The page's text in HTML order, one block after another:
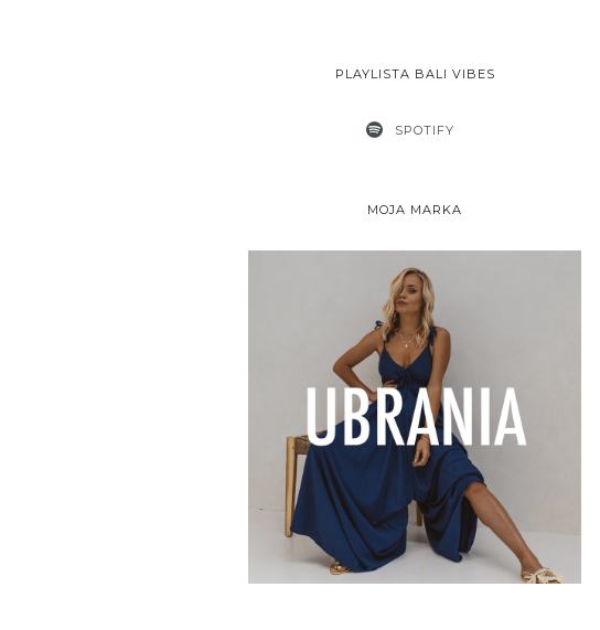
PLAYLISTA BALI VIBES
SPOTIFY
MOJA MARKA